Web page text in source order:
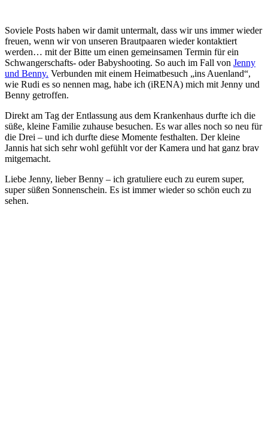
Soviele Posts haben wir damit untermalt, dass wir uns immer wieder
freuen, wenn wir von unseren Brautpaaren wieder kontaktiert
werden… mit der Bitte um einen gemeinsamen Termin für ein
Schwangerschafts- oder Babyshooting. So auch im Fall von Jenny
und Benny. Verbunden mit einem Heimatbesuch „ins Auenland“,
wie Rudi es so nennen mag, habe ich (iRENA) mich mit Jenny und
Benny getroffen.
Direkt am Tag der Entlassung aus dem Krankenhaus durfte ich die
süße, kleine Familie zuhause besuchen. Es war alles noch so neu für
die Drei – und ich durfte diese Momente festhalten. Der kleine
Jannis hat sich sehr wohl gefühlt vor der Kamera und hat ganz brav
mitgemacht.
Liebe Jenny, lieber Benny – ich gratuliere euch zu eurem super,
super süßen Sonnenschein. Es ist immer wieder so schön euch zu
sehen.